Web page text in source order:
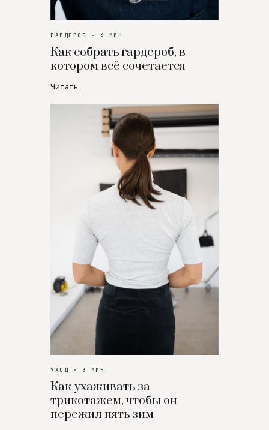
ГАРДЕРОБ · 4 МИН
Как собрать гардероб, в
котором всё сочетается
Читать
УХОД · 3 МИН
Как ухаживать за
трикотажем, чтобы он
пережил пять зим